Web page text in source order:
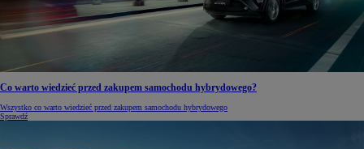
Co warto wiedzieć przed zakupem samochodu hybrydowego?
Wszystko co warto wiedzieć przed zakupem samochodu hybrydowego
Sprawdź